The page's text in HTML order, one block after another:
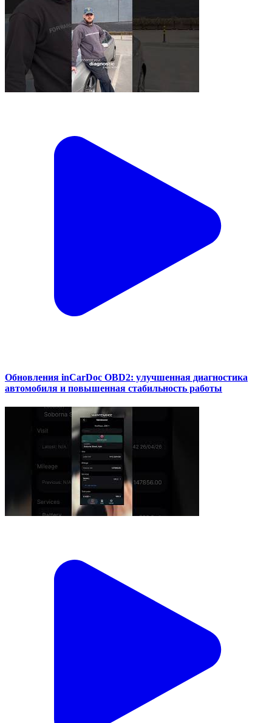
Обновления inCarDoc OBD2: улучшенная диагностика
автомобиля и повышенная стабильность работы